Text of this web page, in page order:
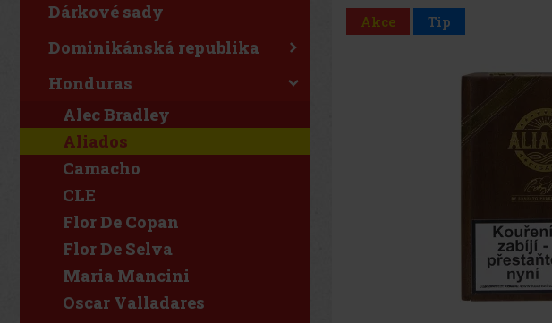
Dárkové sady
Dominikánská republika
Honduras
Alec Bradley
Aliados
Camacho
CLE
Flor De Copan
Flor De Selva
Maria Mancini
Oscar Valladares
Akce Tip